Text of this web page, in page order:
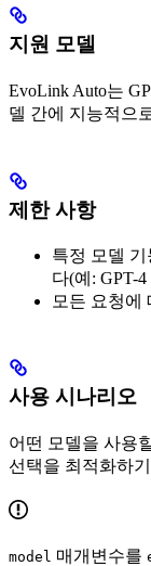
지원 모델
EvoLink Auto는
델 간에 지능적으
제한 사항
특정 모델
다(예: GPT-
모든 요청에
사용 시나리오
어떤 모델을 사용
선택을 최적화하
model 매개변수를